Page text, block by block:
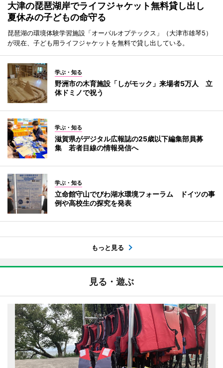
大津の琵琶湖岸でライフジャケット無料貸し出し
夏休みの子どもの命守る
琵琶湖の環境体験学習施設「オーパルオプテックス」（大津市雄琴5）
が現在、子ども用ライフジャケットを無料で貸し出している。
学ぶ・知る
野洲市の木育施設「しがモック」来場者5万人 立
体ドミノで祝う
学ぶ・知る
滋賀県がデジタル広報誌の25歳以下編集部員募
集 若者目線の情報発信へ
学ぶ・知る
立命館守山でびわ湖水環境フォーラム ドイツの事
例や高校生の探究を発表
もっと見る
見る・遊ぶ